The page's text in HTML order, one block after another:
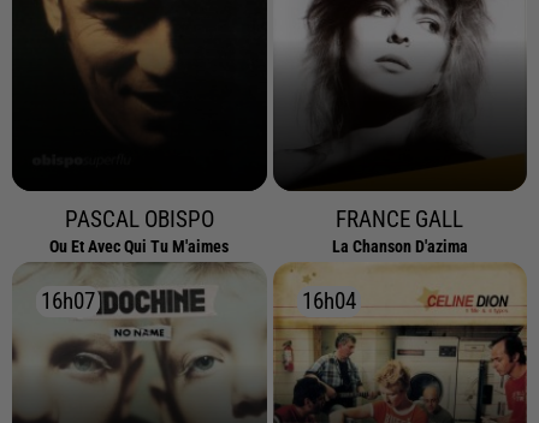
PASCAL OBISPO
Ou Et Avec Qui Tu M'aimes
FRANCE GALL
La Chanson D'azima
16h07
16h07 16h04
16h04